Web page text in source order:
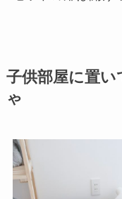
子供部屋に置
ゃ